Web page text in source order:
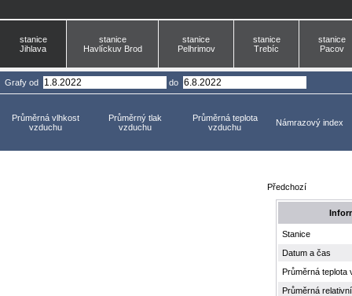
stanice
Jihlava
stanice
Havlíckuv Brod
stanice
Pelhrimov
stanice
Trebíc
stanice
Pacov
Grafy od do
Průměrná vlhkost
vzduchu
Průměrný tlak
vzduchu
Průměrná teplota
vzduchu
Námrazový index
Předchozí
Stanice
Datum a čas
Průměrná teplota
Průměrná